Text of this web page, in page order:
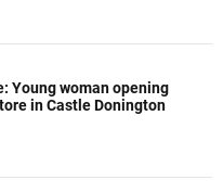
Young woman opening
in Castle Donington